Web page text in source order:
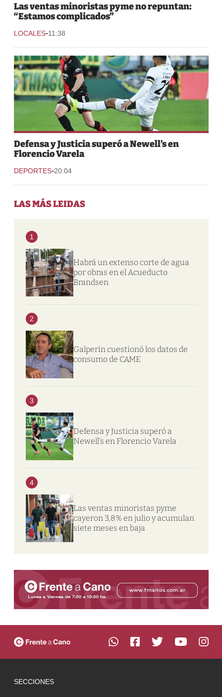
Las ventas minoristas pyme no repuntan:
“Estamos complicados”
LOCALES-11:38
Defensa y Justicia superó a Newell’s en
Florencio Varela
DEPORTES-20:04
LAS MÁS LEIDAS
1
Habrá un extenso corte de agua
por obras en el Acueducto
Brandsen
2
Galperín cuestionó los datos de
consumo de CAME
3
Defensa y Justicia superó a
Newell’s en Florencio Varela
4
Las ventas minoristas pyme
cayeron 3,8% en julio y acumulan
siete meses en baja
SECCIONES